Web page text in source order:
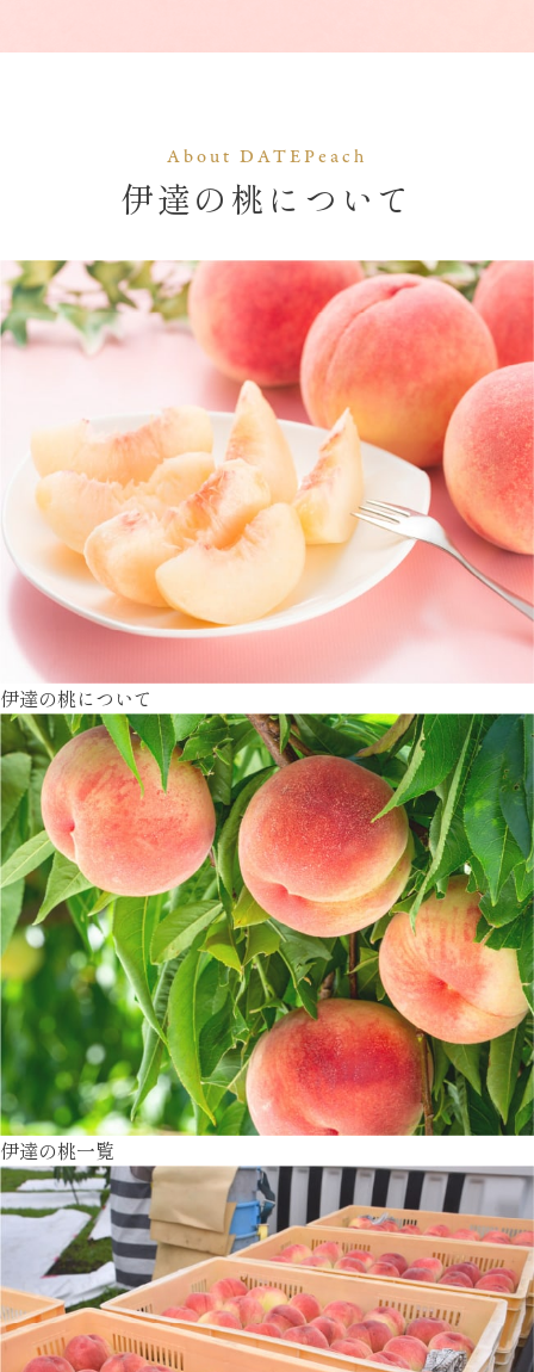
About DATEPeach
伊達の桃について
伊達の桃について
伊達の桃一覧